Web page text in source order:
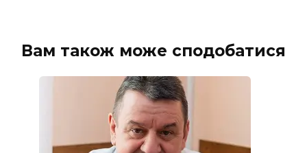
Вам також може сподобатися